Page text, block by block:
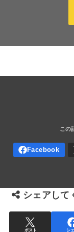
シェアして
ポスト シ